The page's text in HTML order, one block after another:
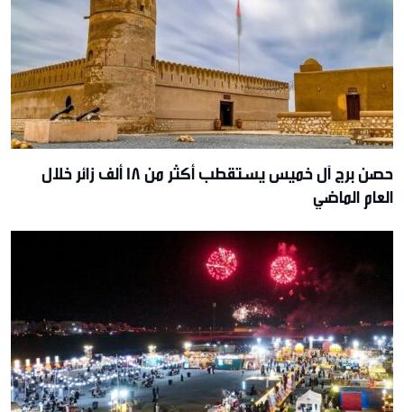
حصن برج آل خميس يستقطب أكثر من 18 ألف زائر خلال
العام الماضي